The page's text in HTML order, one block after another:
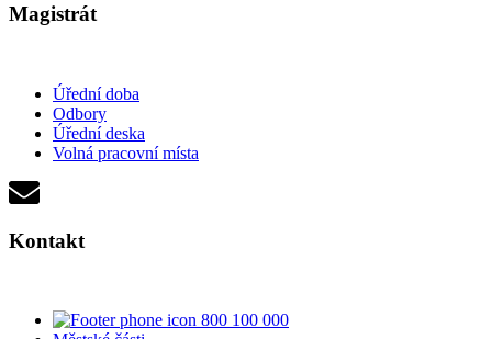
Magistrát
Úřední doba
Odbory
Úřední deska
Volná pracovní místa
Kontakt
800 100 000